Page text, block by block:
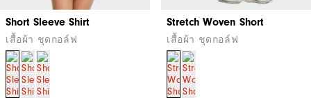
Short Sleeve Shirt
เสื้อผ้า ชุดกอล์ฟ
Stretch Woven Short
เสื้อผ้า ชุดกอล์ฟ